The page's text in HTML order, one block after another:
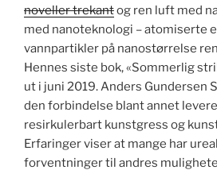
noveller trekantog ren luft med
med nanoteknologi – atomiserte
vannpartikler på nanostørrelse
Hennes siste bok, «Sommerlig
ut i juni 2019. Anders Gundersen
den forbindelse blant annet
resirkulerbart kunstgress og
Erfaringer viser at mange har
forventninger til andres